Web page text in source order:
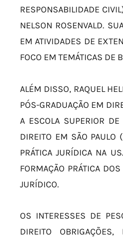
RESPONSABILIDADE
NELSON ROSENVALD.
EM ATIVIDADES DE
FOCO EM TEMÁTICAS DE
ALÉM DISSO, RAQUEL
PÓS-GRADUAÇÃO EM
A ESCOLA SUPERIOR
DIREITO EM SÃO PAULO
PRÁTICA JURÍDICA NA
FORMAÇÃO PRÁTICA
JURÍDICO.
OS INTERESSES DE
DIREITO